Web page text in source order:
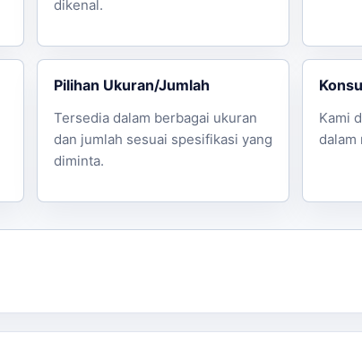
dikenal.
Pilihan Ukuran/Jumlah
Tersedia dalam berbagai ukuran
dan jumlah sesuai spesifikasi yang
diminta.
Kami
dalam